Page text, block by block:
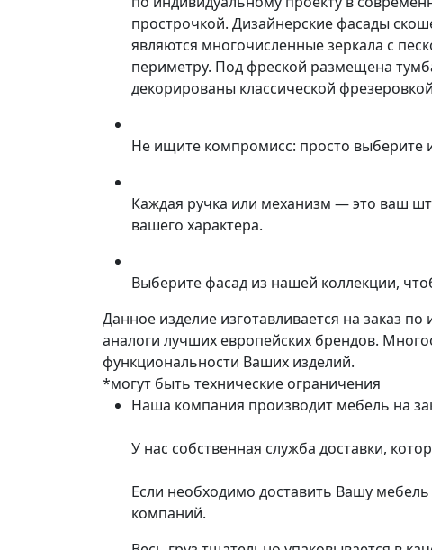
прострочкой. Дизайнерские фасады
являются многочисленные зеркала с
периметру. Под фреской размещена
декорированы классической
Не ищите компромисс: просто
Каждая ручка или механизм — это ваш
вашего характера.
Выберите фасад из нашей коллекции,
Данное изделие изготавливается на заказ
аналоги лучших европейских брендов.
функциональности Ваших изделий.
*могут быть технические ограничения
Наша компания производит мебель на
У нас собственная служба доставки,
Если необходимо доставить Вашу
компаний.